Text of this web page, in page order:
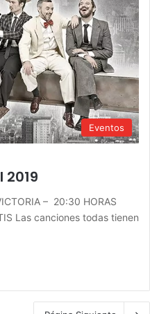
Eventos
– 20:30 HORAS
Las canciones todas tienen